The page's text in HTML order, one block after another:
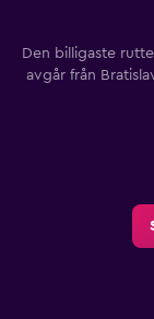
Den billigaste
avgår från